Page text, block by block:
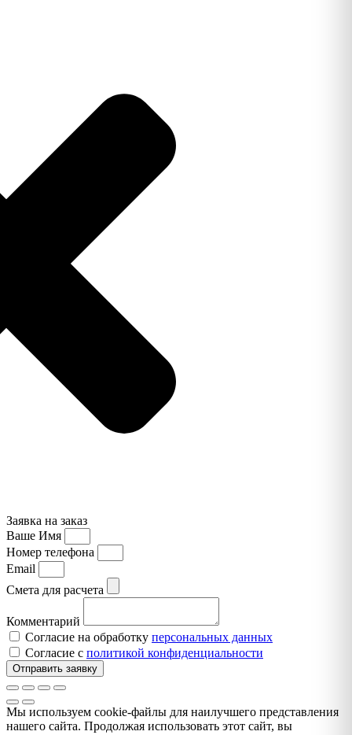
Заявка на заказ
Ваше Имя
Номер телефона
Email
Смета для расчета
Комментарий
Согласие на обработку персональных данных
Согласие с политикой конфиденциальности
Отправить заявку
Мы используем cookie-файлы для наилучшего представления
нашего сайта. Продолжая использовать этот сайт, вы